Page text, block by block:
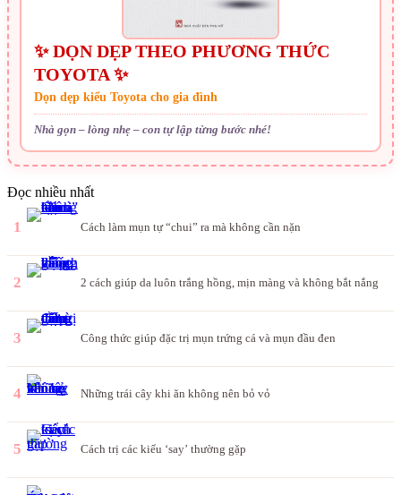
✨ DỌN DẸP THEO PHƯƠNG THỨC
TOYOTA ✨
Dọn dẹp kiểu Toyota cho gia đình
Nhà gọn – lòng nhẹ – con tự lập từng bước nhé!
Đọc nhiều nhất
1 Cách làm mụn tự “chui” ra mà không cần nặn
2 2 cách giúp da luôn trắng hồng, mịn màng và không bắt nắng
3 Công thức giúp đặc trị mụn trứng cá và mụn đầu đen
4 Những trái cây khi ăn không nên bỏ vỏ
5 Cách trị các kiểu ‘say’ thường gặp